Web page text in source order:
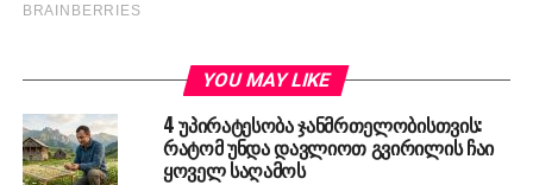
YOU MAY LIKE
4 უპირატესობა ჯანმრთელობისთვის:
რატომ უნდა დავლიოთ გვირილის ჩაი
ყოველ საღამოს